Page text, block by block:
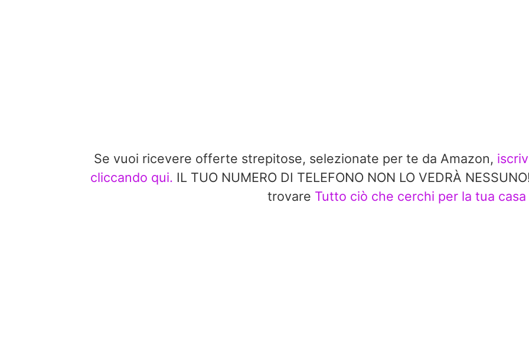
Se vuoi ricevere offerte strepitose, selezionate per te da Amazon,
cliccando qui. IL TUO NUMERO DI TELEFONO NON LO VEDRÀ
trovare Tutto ciò che cerchi per la tua casa